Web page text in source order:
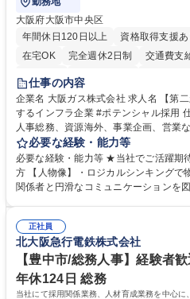
大阪府大阪市中央区
年間休日120日以上
資格取得支援あ
在宅OK
完全週休2日制 交通費支
服装自由
第二新卒歓迎
仕事の内容
企業名 大阪ガス株式会社 求人名 【第二新卒】事務系総合職 #関西を代表
するインフラ企業 #ポテンシャル採用 仕事の内容 事務系総合職として、
人事総務、資源海外、事業企画、営業
す。 【業務内容の一例】■所属事業部
務 ■営業部門の企画スタッフ、ルート営業 【キャリアパス】入社後
ポジションで一定期間ご活躍頂いた後
鑑みてジョブローテーションを行いま
表するインフラ企業 #ポテンシャル採用
必要な経験・能力等
必要な経験・能力等 ★当社でご活躍期
方 【人物像】・ロジカルシンキングで
関係者と円滑なコミュニケーションを図れる ■2024年度から
72.html ■エネルギーセキュリティの不
甚大化など、これまで以上に社会課題
「未来の日常」の創造に向けて持続可
す。 学歴・資格 学歴：大学院 大学 語
正社員
北大阪急行電鉄株式会社
【豊中市/総務人事】経験者
年休124日 総務
当社にて採用関係業務、人材育成業務を中心